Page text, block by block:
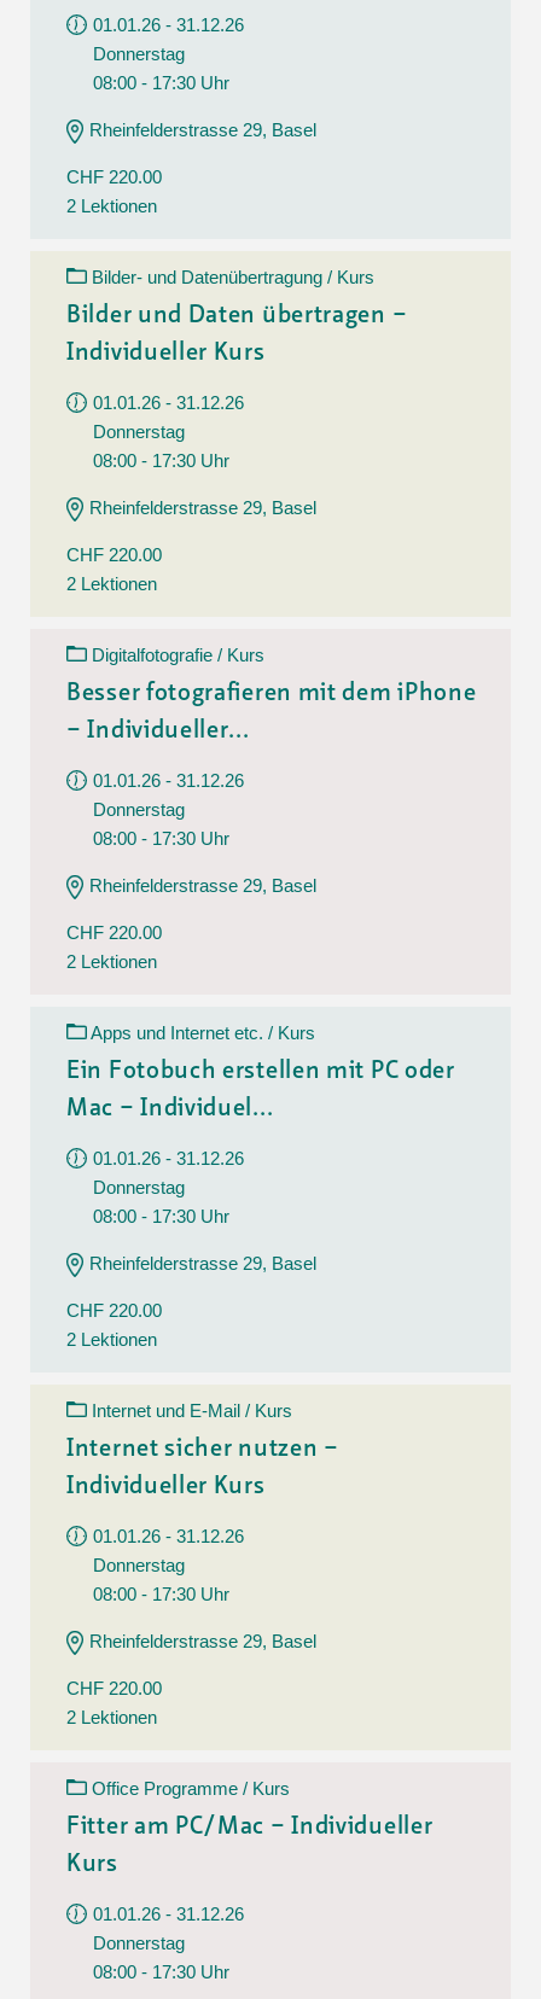
01.01.26 - 31.12.26
Donnerstag
08:00 - 17:30 Uhr
Rheinfelderstrasse 29, Basel
CHF 220.00
2 Lektionen
Bilder- und Datenübertragung / Kurs
Bilder und Daten übertragen –
Individueller Kurs
01.01.26 - 31.12.26
Donnerstag
08:00 - 17:30 Uhr
Rheinfelderstrasse 29, Basel
CHF 220.00
2 Lektionen
Digitalfotografie / Kurs
Besser fotografieren mit dem iPhone
– Individueller...
01.01.26 - 31.12.26
Donnerstag
08:00 - 17:30 Uhr
Rheinfelderstrasse 29, Basel
CHF 220.00
2 Lektionen
Apps und Internet etc. / Kurs
Ein Fotobuch erstellen mit PC oder
Mac – Individuel...
01.01.26 - 31.12.26
Donnerstag
08:00 - 17:30 Uhr
Rheinfelderstrasse 29, Basel
CHF 220.00
2 Lektionen
Internet und E-Mail / Kurs
Internet sicher nutzen –
Individueller Kurs
01.01.26 - 31.12.26
Donnerstag
08:00 - 17:30 Uhr
Rheinfelderstrasse 29, Basel
CHF 220.00
2 Lektionen
Office Programme / Kurs
Fitter am PC/Mac – Individueller
Kurs
01.01.26 - 31.12.26
Donnerstag
08:00 - 17:30 Uhr